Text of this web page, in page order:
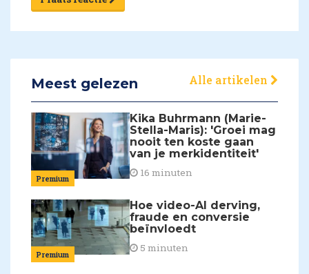
Meest gelezen Alle artikelen
Premium
Kika Buhrmann (Marie-
Stella-Maris): 'Groei mag
nooit ten koste gaan
van je merkidentiteit'
16 minuten
Premium
Hoe video-AI derving,
fraude en conversie
beïnvloedt
5 minuten